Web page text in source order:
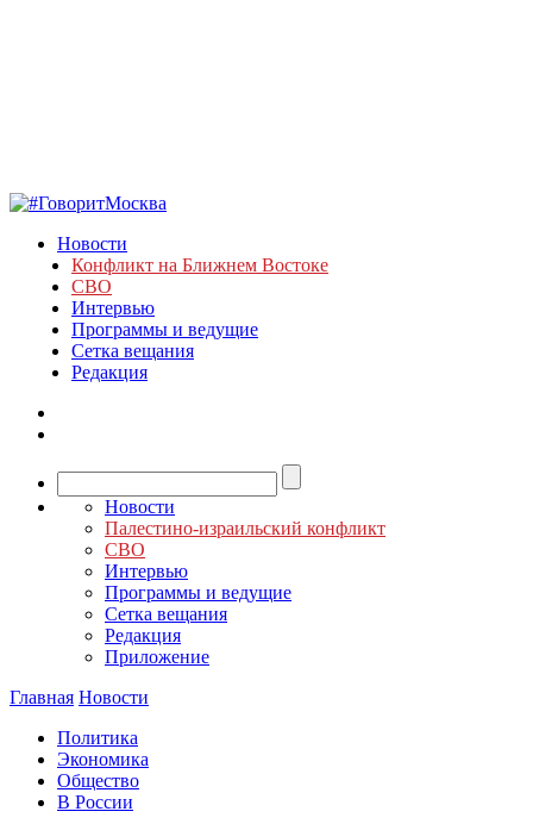
Новости
Конфликт на Ближнем Востоке
СВО
Интервью
Программы и ведущие
Сетка вещания
Редакция
Новости
Палестино-израильский конфликт
СВО
Интервью
Программы и ведущие
Сетка вещания
Редакция
Приложение
Главная Новости
Политика
Экономика
Общество
В России